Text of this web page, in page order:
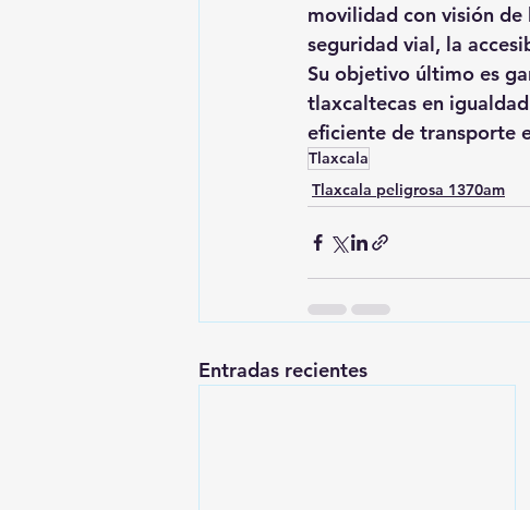
movilidad con visión
seguridad vial, la
Su objetivo último es
tlaxcaltecas en
eficiente de transporte
Tlaxcala
Tlaxcala peligrosa 1370am
Entradas recientes